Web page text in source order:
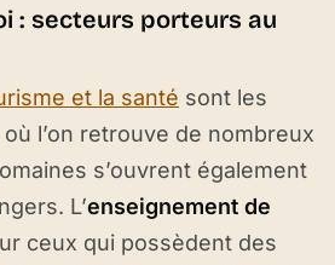
: secteurs porteurs au
et la santé sont les
l’on retrouve de nombreux
s’ouvrent également
L’enseignement de
ceux qui possèdent des